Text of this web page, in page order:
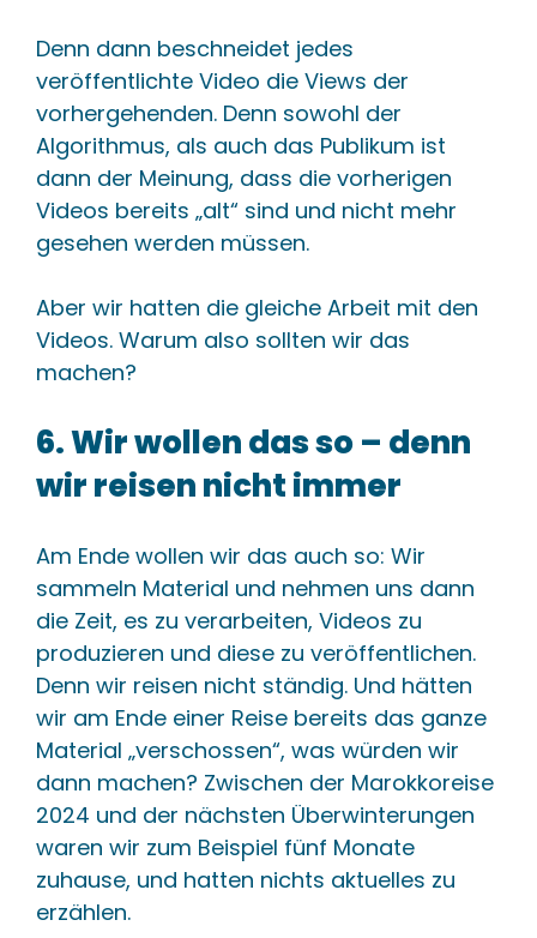
Denn dann beschneidet jedes
veröffentlichte Video die Views der
vorhergehenden. Denn sowohl der
Algorithmus, als auch das Publikum ist
dann der Meinung, dass die vorherigen
Videos bereits „alt“ sind und nicht mehr
gesehen werden müssen.
Aber wir hatten die gleiche Arbeit mit den
Videos. Warum also sollten wir das
machen?
6. Wir wollen das so – denn
wir reisen nicht immer
Am Ende wollen wir das auch so: Wir
sammeln Material und nehmen uns dann
die Zeit, es zu verarbeiten, Videos zu
produzieren und diese zu veröffentlichen.
Denn wir reisen nicht ständig. Und hätten
wir am Ende einer Reise bereits das ganze
Material „verschossen“, was würden wir
dann machen? Zwischen der Marokkoreise
2024 und der nächsten Überwinterungen
waren wir zum Beispiel fünf Monate
zuhause, und hatten nichts aktuelles zu
erzählen.